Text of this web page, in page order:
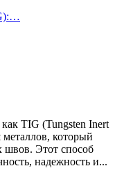
TIG (Tungsten Inert
который
швов. Этот способ
надежность и...